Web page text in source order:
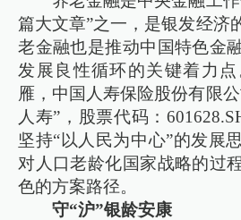
篇大文章”之一，是银发经济
老金融也是推动中国特色金
发展良性循环的关键着力
雁，中国人寿保险股份有限
人寿”，股票代码：
坚持“以人民为中心”的发展
对人口老龄化国家战略的过
色的方案路径。
守“沪”银龄安康